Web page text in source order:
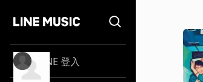
LINE 登入